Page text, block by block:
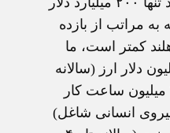
به مراتب از بازده
كمتر است، ما
روزانه ۲۰۰ ميليون دلار ارز (سالانه
۷۵ ميليارد دلار)، ۲۰۰ ميليون ساعت كار
نفر نيروى انسانى شاغل)